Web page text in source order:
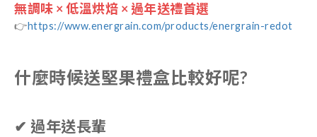
無調味 × 低溫烘焙 × 過年送禮首選
👉https://www.energrain.com/products/energrain-redot
什麼時候送堅果禮盒比較好呢?
✔ 過年送長輩